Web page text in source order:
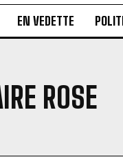
EN VEDETTE
ROSE